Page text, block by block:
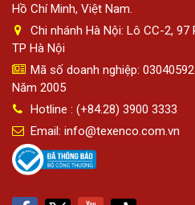
Hồ Chí Minh, Việt Nam.
Chi nhánh Hà Nội: Lô CC-2, 97
TP Hà Nội
Mã số doanh nghiệp:
Năm 2005
Hotline : (+84.28) 3900 3333
Email: info@texenco.com.vn